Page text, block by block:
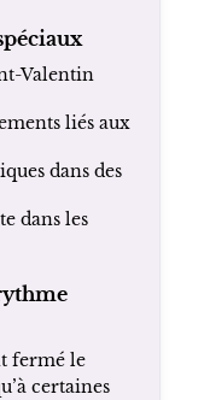
Valentin
liés aux
dans des
dans les
fermé le
certaines